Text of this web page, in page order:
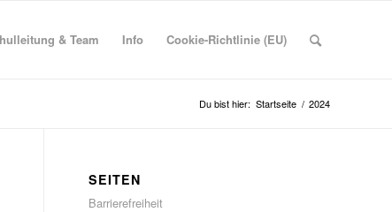
& Team Info Cookie-Richtlinie (EU)
Du bist hier: Startseite / 2024
SEITEN
Barrierefreiheit